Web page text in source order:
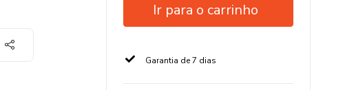
Ir para o carrinho
Garantia de 7 dias